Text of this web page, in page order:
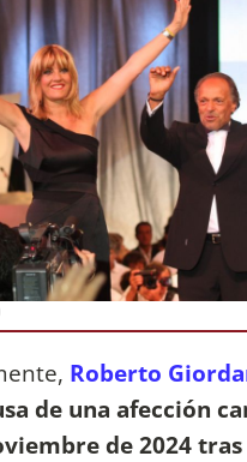
Roberto
de una afección
de 2024